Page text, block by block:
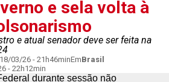
e sela volta à
e atual senador deve ser feita na
18/03/26 - 21h46minEmBrasil
- 22h12min